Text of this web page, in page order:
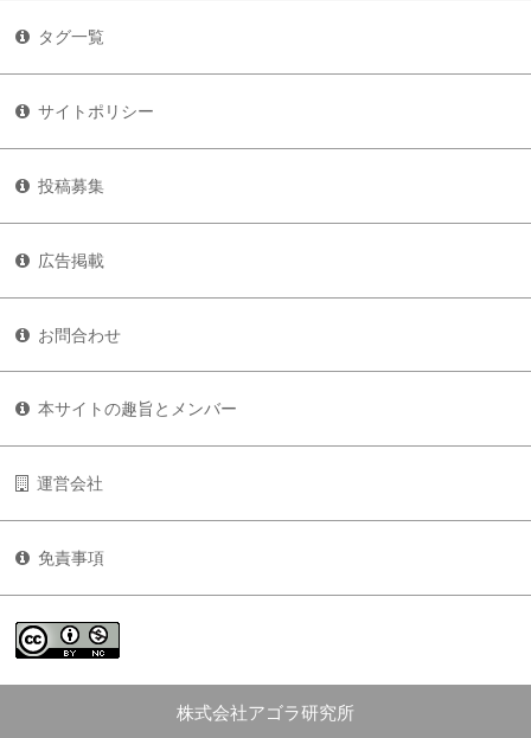
タグ一覧
サイトポリシー
投稿募集
広告掲載
お問合わせ
本サイトの趣旨とメンバー
運営会社
免責事項
株式会社アゴラ研究所